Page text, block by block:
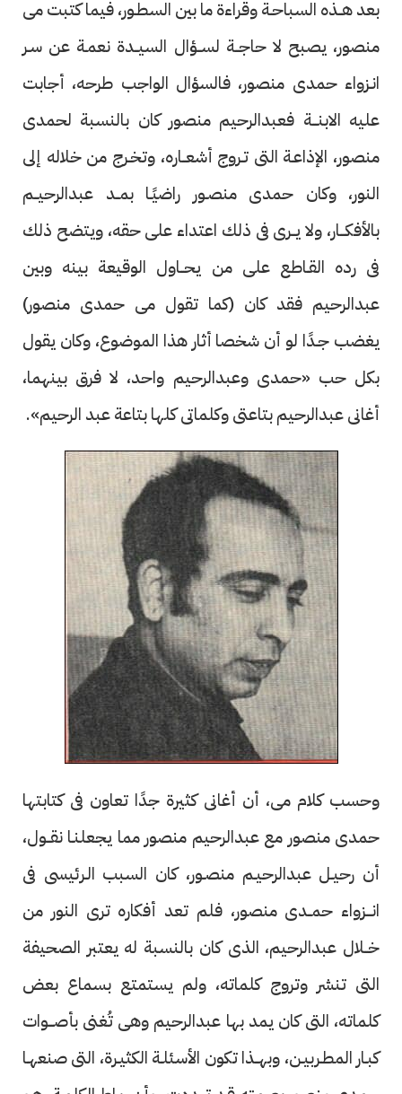
بعد هــذه السباحـة وقراءة ما بين السطـور، فيما كتبت مى
منصور، يصبح لا حاجــة لســؤال السيــدة نعمـة عن سـر
انـزواء حمدى منصور، فالسؤال الواجب طرحه، أجابت
عليه الابنـــة فعبدالرحيم منصور كان بالنسبة لحمدى
منصور، الإذاعـة التى تـروج أشعــاره، وتخـرج من خلاله إلى
النور، وكان حمدى منصـور راضيًـا بمــد عبدالرحيــم
بالأفكـــار، ولا يــرى فى ذلك اعتداء على حقه، ويتضح ذلك
فى رده القـاطع على من يحــاول الوقيعة بينه وبين
عبدالرحيم فقد كان (كما تقول مى حمدى منصور)
يغضب جـدًا لو أن شخصا أثار هذا الموضوع، وكان يقول
بكل حب «حمدى وعبدالرحيم واحد، لا فرق بينهما،
أغانى عبدالرحيم بتاعتى وكلماتى كلها بتاعة عبد الرحيم».
وحسب كلام مى، أن أغانى كثيرة جدًا تعاون فى كتابتها
حمدى منصور مع عبدالرحيم منصور مما يجعلنـا نقــول،
أن رحيـل عبدالرحيـم منصـور، كان السبب الـرئيسى فى
انـــزواء حمــدى منصور، فلم تعد أفكاره ترى النور من
خــلال عبدالرحيم، الذى كان بالنسبة له يعتبر الصحيفة
التى تنشر وتروج كلماته، ولم يستمتع بسماع بعض
كلماته، التى كان يمد بها عبدالرحيم وهى تُغنى بأصـــوات
كبـار المطـربيـن، وبهــذا تكون الأسئلـة الكثيـرة، التى صنعهـا